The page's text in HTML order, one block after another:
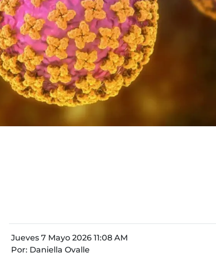
Jueves 7 Mayo 2026 11:08 AM
Por: Daniella Ovalle